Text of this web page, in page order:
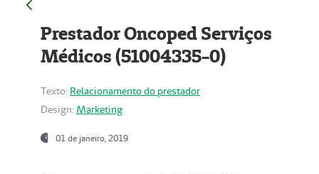
Prestador Oncoped Serviços
Médicos (51004335-0)
Texto: Relacionamento do prestador
Design: Marketing
01 de janeiro, 2019